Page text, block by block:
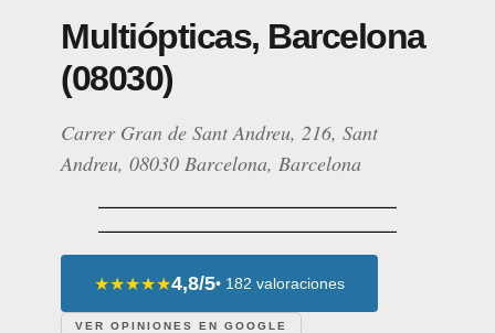
Multiópticas, Barcelona
(08030)
Carrer Gran de Sant Andreu, 216, Sant
Andreu, 08030 Barcelona, Barcelona
★★★★★4,8/5• 182 valoraciones
VER OPINIONES EN GOOGLE